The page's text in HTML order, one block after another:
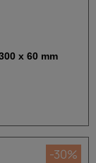
x 60 mm
-30%